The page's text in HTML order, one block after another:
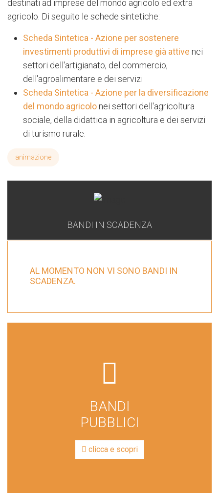
destinati ad imprese del mondo agricolo ed extra
agricolo. Di seguito le schede sintetiche:
Scheda Sintetica - Azione per sostenere
investimenti produttivi di imprese già attive nei
settori dell'artigianato, del commercio,
dell'agroalimentare e dei servizi
Scheda Sintetica - Azione per la diversificazione
del mondo agricolo nei settori dell'agricoltura
sociale, della didattica in agricoltura e dei servizi
di turismo rurale.
animazione
BANDI IN SCADENZA
AL MOMENTO NON VI SONO BANDI IN
SCADENZA.
lines
BANDI
PUBBLICI
clicca e scopri